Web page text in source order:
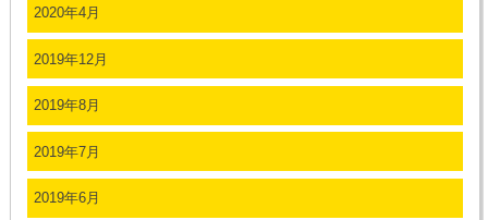
2020年4月
2019年12月
2019年8月
2019年7月
2019年6月